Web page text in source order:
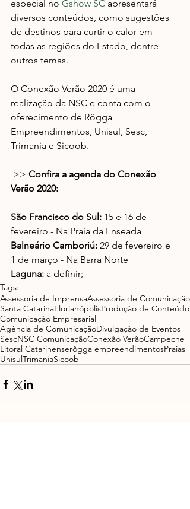
especial no Gshow SC apresentará
diversos conteúdos, como sugestões
de destinos para curtir o calor em
todas as regiões do Estado, dentre
outros temas.
O Conexão Verão 2020 é uma
realização da NSC e conta com o
oferecimento de Rôgga
Empreendimentos, Unisul, Sesc,
Trimania e Sicoob.
>> Confira a agenda do Conexão
Verão 2020:
São Francisco do Sul: 15 e 16 de
fevereiro - Na Praia da Enseada
Balneário Camboriú: 29 de fevereiro e
1 de março - Na Barra Norte
Laguna: a definir;
Tags:
Assessoria de ImprensaAssessoria de Comunicação
Santa CatarinaFlorianópolisProdução de Conteúdo
Comunicação Empresarial
Agência de ComunicaçãoDivulgação de Eventos
SescNSC ComunicaçãoConexão VerãoCampeche
Litoral Catarinenserôgga empreendimentosPraias
UnisulTrimaniaSicoob